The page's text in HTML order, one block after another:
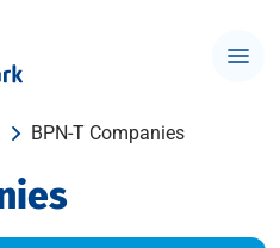
BPN-T Companies